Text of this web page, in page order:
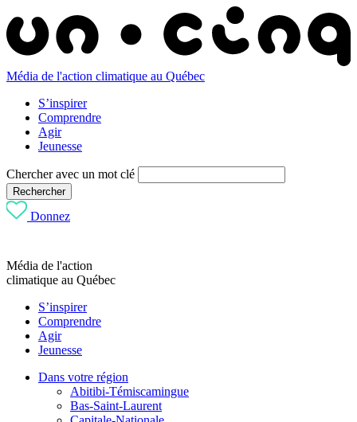
Média de l'action climatique au Québec
S’inspirer
Comprendre
Agir
Jeunesse
Chercher avec un mot clé
Rechercher
Donnez
Média de l'action
climatique au Québec
S’inspirer
Comprendre
Agir
Jeunesse
Dans votre région
Abitibi-Témiscamingue
Bas-Saint-Laurent